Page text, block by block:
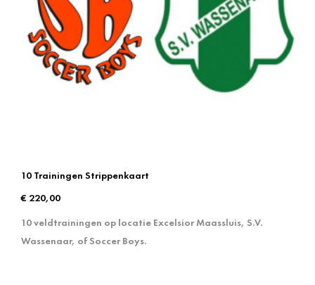
10 Trainingen Strippenkaart
€ 220,00
10 veldtrainingen op locatie Excelsior Maassluis, S.V.
Wassenaar, of Soccer Boys.